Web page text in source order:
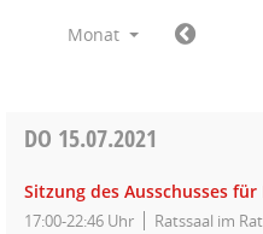
Monat
DO 15.07.2021
Sitzung des Ausschusses
17:00-22:46 Uhr Ratssaal im